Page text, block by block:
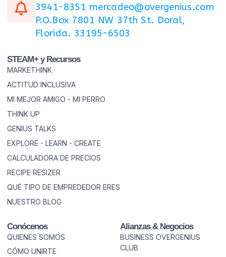
3941-8351 mercadeo@overgenius.com
P.O.Box 7801 NW 37th St. Doral,
Florida. 33195-6503
STEAM+ y Recursos
MARKETHINK
ACTITUD INCLUSIVA
MI MEJOR AMIGO - MI PERRO
THINK UP
GENIUS TALKS
EXPLORE - LEARN - CREATE
CALCULADORA DE PRECIOS
RECIPE RESIZER
QUÉ TIPO DE EMPREDEDOR ERES
NUESTRO BLOG
Conócenos
QUIENES SOMOS
CÓMO UNIRTE
Alianzas & Negocios
BUSINESS OVERGENIUS
CLUB